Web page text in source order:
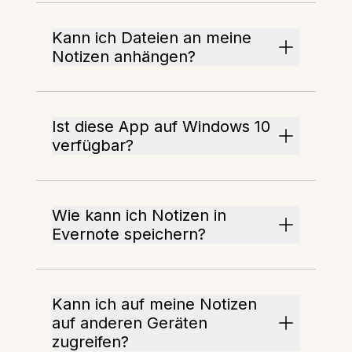
Kann ich Dateien an meine
Notizen anhängen?
Ist diese App auf Windows 10
verfügbar?
Wie kann ich Notizen in
Evernote speichern?
Kann ich auf meine Notizen
auf anderen Geräten
zugreifen?